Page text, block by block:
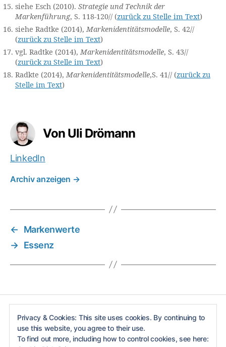
siehe Esch (2010). Strategie und Technik der
Markenführung, S. 118-120// (zurück zu Stelle im Text)
siehe Radtke (2014),Markenidentitätsmodelle, S. 42//
(zurück zu Stelle im Text)
vgl. Radtke (2014),Markenidentitätsmodelle, S. 43//
(zurück zu Stelle im Text)
Radkte (2014),Markenidentitätsmodelle,S. 41// (zurück zu
Stelle im Text)
e
M
a
r
k
e
n
f
u
n
M
r
k
r
r
k
e
n
m
Von Uli Drömann
LinkedIn
Archiv anzeigen →
←
Markenwerte
→ Essenz
Impressum
Privacy & Cookies: This site uses cookies. By continuing to
use this website, you agree to their use.
To find out more, including how to control cookies, see here: